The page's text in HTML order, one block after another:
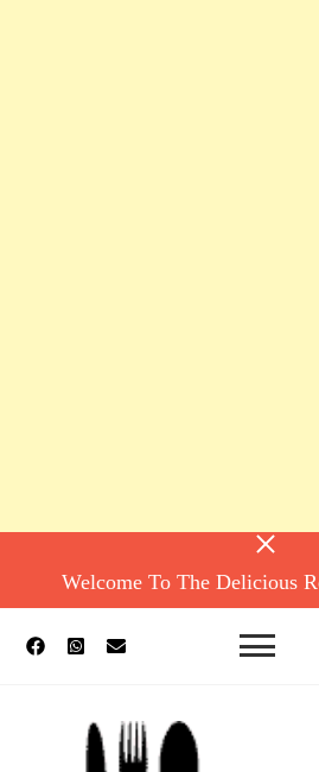
Welcome To The Delicious